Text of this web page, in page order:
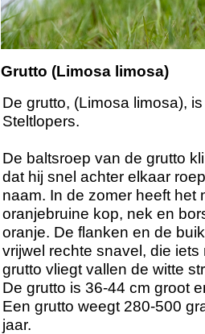
Grutto (Limosa limosa)
De grutto, (Limosa limosa),
Steltlopers.
De baltsroep van de grutto
dat hij snel achter elkaar
naam. In de zomer heeft het
oranjebruine kop, nek en
oranje. De flanken en de
vrijwel rechte snavel, die
grutto vliegt vallen de witte
De grutto is 36-44 cm groot
Een grutto weegt 280-500
jaar.